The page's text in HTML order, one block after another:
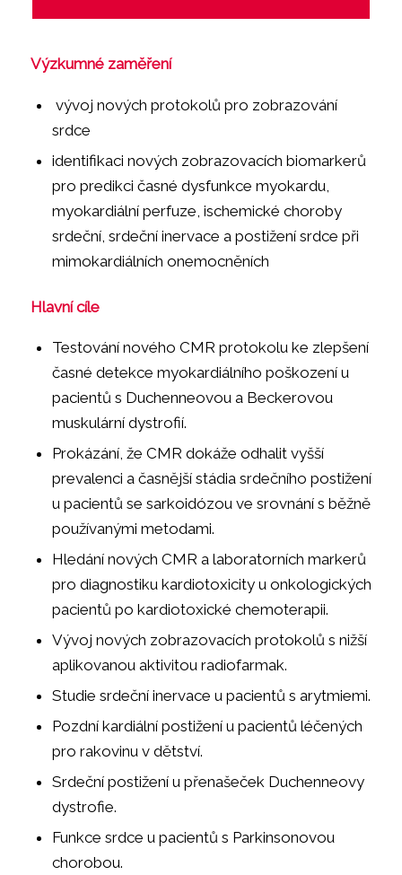
Výzkumné zaměření
vývoj nových protokolů pro zobrazování
srdce
identifikaci nových zobrazovacích biomarkerů
pro predikci časné dysfunkce myokardu,
myokardiální perfuze, ischemické choroby
srdeční, srdeční inervace a postižení srdce při
mimokardiálních onemocněních
Hlavní cíle
Testování nového CMR protokolu ke zlepšení
časné detekce myokardiálního poškození u
pacientů s Duchenneovou a Beckerovou
muskulární dystrofií.
Prokázání, že CMR dokáže odhalit vyšší
prevalenci a časnější stádia srdečního postižení
u pacientů se sarkoidózou ve srovnání s běžně
používanými metodami.
Hledání nových CMR a laboratorních markerů
pro diagnostiku kardiotoxicity u onkologických
pacientů po kardiotoxické chemoterapii.
Vývoj nových zobrazovacích protokolů s nižší
aplikovanou aktivitou radiofarmak.
Studie srdeční inervace u pacientů s arytmiemi.
Pozdní kardiální postižení u pacientů léčených
pro rakovinu v dětství.
Srdeční postižení u přenašeček Duchenneovy
dystrofie.
Funkce srdce u pacientů s Parkinsonovou
chorobou.